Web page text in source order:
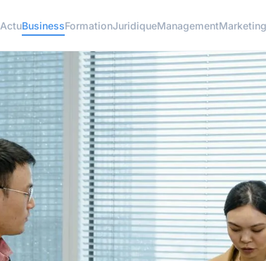
ActuBusinessFormationJuridiqueManagementMarketing